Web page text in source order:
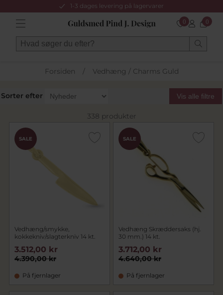
1-3 dages levering på lagervarer
0 0
Forsiden / Vedhæng / Charms Guld
Sorter efter Vis alle filtre
338 produkter
SALE
Vedhæng/smykke,
kokkekniv/slagterkniv 14 kt.
4.390,00 kr
3.512,00 kr
På fjernlager
SALE
Vedhæng Skræddersaks (hj.
30 mm.) 14 kt.
4.640,00 kr
3.712,00 kr
På fjernlager